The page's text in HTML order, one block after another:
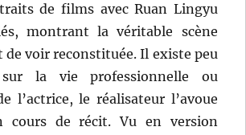
de films avec Ruan Lingyu
montrant la véritable scène
de voir reconstituée. Il existe peu
la vie professionnelle ou
l’actrice, le réalisateur l’avoue
cours de récit. Vu en version